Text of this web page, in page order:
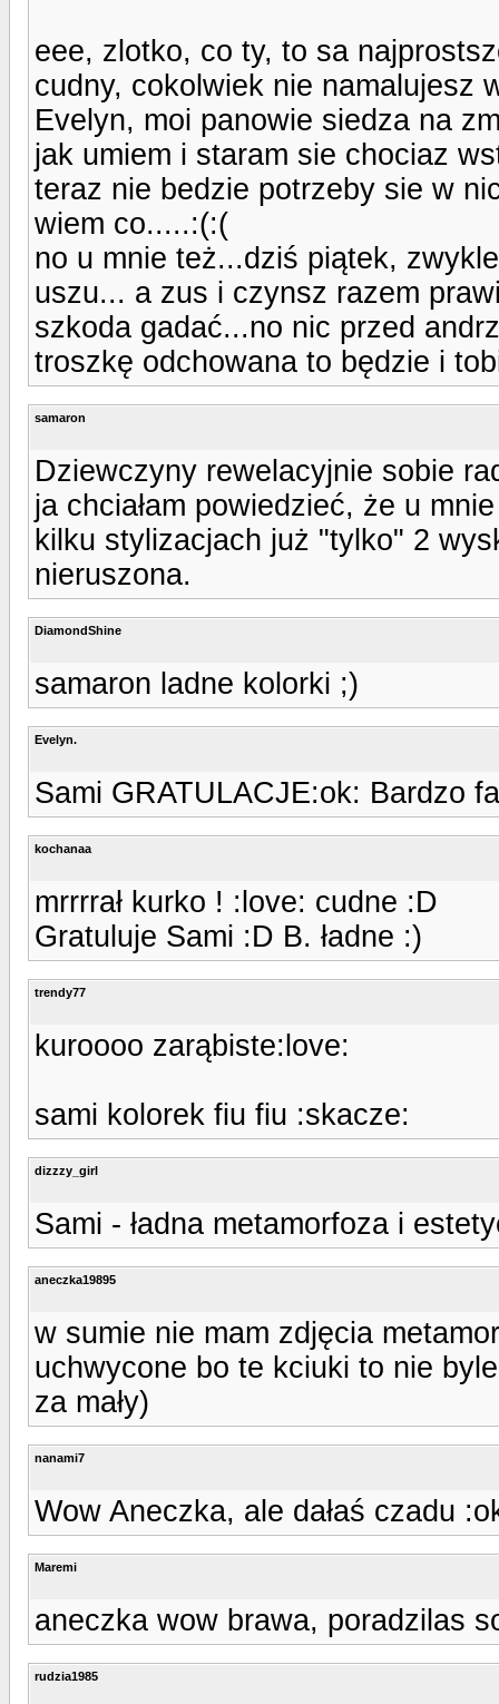
eee, zlotko, co ty, to sa
cudny, cokolwiek nie namalujesz
Evelyn, moi panowie siedza na
jak umiem i staram sie chociaz
teraz nie bedzie potrzeby sie w
wiem co.....:(:(
no u mnie też...dziś piątek,
uszu... a zus i czynsz razem
szkoda gadać...no nic przed
troszkę odchowana to będzie i
samaron
Dziewczyny rewelacyjnie sobie
ja chciałam powiedzieć, że u
kilku stylizacjach już "tylko" 2
nieruszona.
DiamondShine
samaron ladne kolorki ;)
Evelyn.
Sami GRATULACJE:ok: Bardzo
kochanaa
mrrrrał kurko ! :love: cudne :D
Gratuluje Sami :D B. ładne :)
trendy77
kuroooo zarąbiste:love:
sami kolorek fiu fiu :skacze:
dizzzy_girl
Sami - ładna metamorfoza i
aneczka19895
w sumie nie mam zdjęcia
uchwycone bo te kciuki to nie
za mały)
nanami7
Wow Aneczka, ale dałaś czadu
Maremi
aneczka wow brawa, poradzilas
rudzia1985